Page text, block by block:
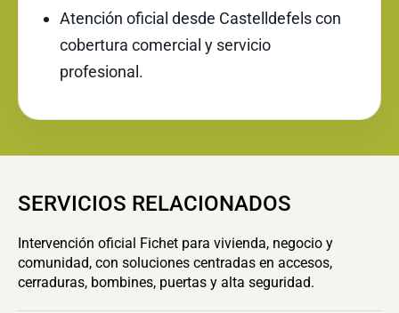
Atención oficial desde Castelldefels con
cobertura comercial y servicio
profesional.
SERVICIOS RELACIONADOS
Intervención oficial Fichet para vivienda, negocio y
comunidad, con soluciones centradas en accesos,
cerraduras, bombines, puertas y alta seguridad.